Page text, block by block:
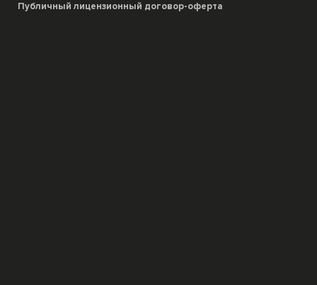
Публичный лицензионный договор-оферта